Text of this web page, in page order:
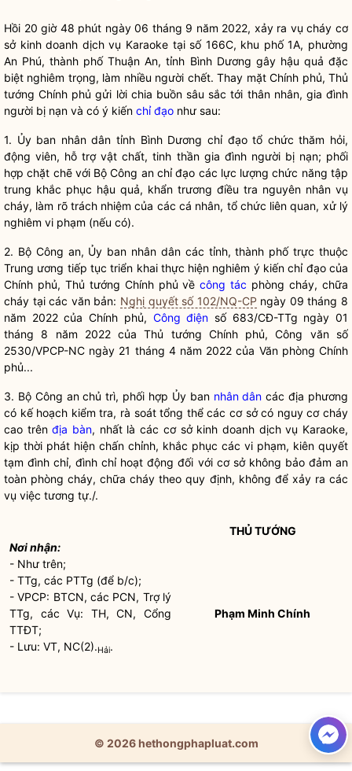
Hồi 20 giờ 48 phút ngày 06 tháng 9 năm 2022, xảy ra vụ cháy cơ
sở kinh doanh dịch vụ Karaoke tại số 166C, khu phố 1A, phường
An Phú, thành phố Thuận An, tỉnh Bình Dương gây hậu quả đặc
biệt nghiêm trọng, làm nhiều người chết. Thay mặt Chính phủ, Thủ
tướng Chính phủ gửi lời chia buồn sâu sắc tới thân nhân, gia đình
người bị nạn và có ý kiến chỉ đạo như sau:
1. Ủy ban nhân dân tỉnh Bình Dương chỉ đạotổ chức thăm hỏi,
động viên, hỗ trợ vật chất, tinh thần gia đình người bị nạn; phối
hợp chặt chẽ với Bộ Công an chỉ đạo các lực lượng chức năng tập
trung khắc phục hậu quả, khẩn trương điều tra nguyên nhân vụ
cháy, làm rõ trách nhiệm của các cá nhân, tổ chức liên quan, xử lý
nghiêm vi phạm (nếu có).
2. Bộ Công an, Ủy ban nhân dân các tỉnh, thành phố trực thuộc
Trung ương tiếp tục triển khai thực hiện nghiêm ý kiếnchỉ đạocủa
Chính phủ, Thủ tướng Chính phủ vềcông tác phòng cháy, chữa
cháy tại các văn bản: Nghị quyết số 102/NQ-CP ngày 09 tháng 8
năm 2022 của Chính phủ, Công điện số 683/CĐ-TTg ngày 01
tháng 8 năm 2022 của Thủ tướng Chính phủ, Công văn số
2530/VPCP-NC ngày 21 tháng 4 năm 2022 của Văn phòng Chính
phủ...
3. Bộ Công an chủ trì, phối hợp Ủy ban nhân dân các địa phương
có kế hoạch kiểm tra, rà soát tổng thể các cơ sở có nguy cơ cháy
cao trênđịa bàn, nhất là các cơ sở kinh doanh dịch vụ Karaoke,
kịp thời phát hiện chấn chỉnh, khắc phục các vi phạm, kiên quyết
tạm đình chỉ, đình chỉ hoạt động đối với cơ sở không bảo đảm an
toàn phòng cháy, chữa cháy theo quy định, không để xảy ra các
vụ việc tương tự./.
Nơi nhận:
- Như trên;
- TTg, các PTTg (để b/c);
- VPCP: BTCN, các PCN, Trợ lý
TTg, các Vụ: TH, CN, Cổng
TTĐT;
- Lưu: VT, NC(2).Hải.
THỦ TƯỚNG
Phạm Minh Chính
© 2026 hethongphapluat.com